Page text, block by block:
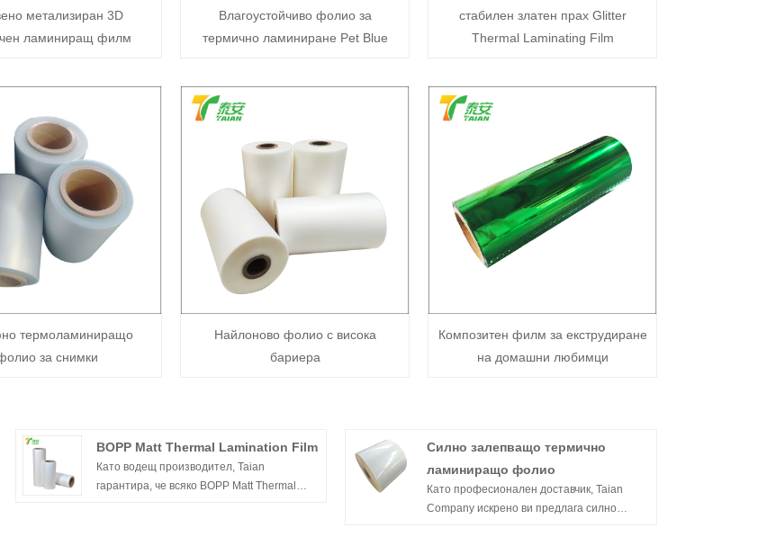
метализиран 3D
ламиниращ филм
Влагоустойчиво фолио за
термично ламиниране Pet Blue
стабилен златен прах Glitter
Thermal Laminating Film
термоламиниращо
за снимки
Найлоново фолио с висока
бариера
Композитен филм за екструдиране
на домашни любимци
BOPP Matt Thermal Lamination Film
Като водещ производител, Taian
гарантира, че всяко BOPP Matt Thermal
Силно залепващо термично
ламиниращо фолио
Като професионален доставчик, Taian
Company искрено ви предлага силно